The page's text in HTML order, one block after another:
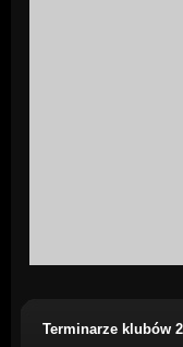
Terminarze klubów